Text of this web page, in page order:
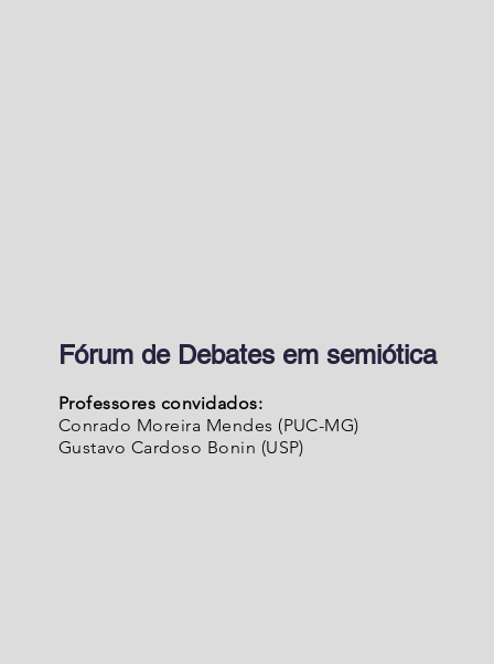
Fórum de Debates em semiótica
Professores convidados:
Conrado Moreira Mendes (PUC-MG)
Gustavo Cardoso Bonin (USP)